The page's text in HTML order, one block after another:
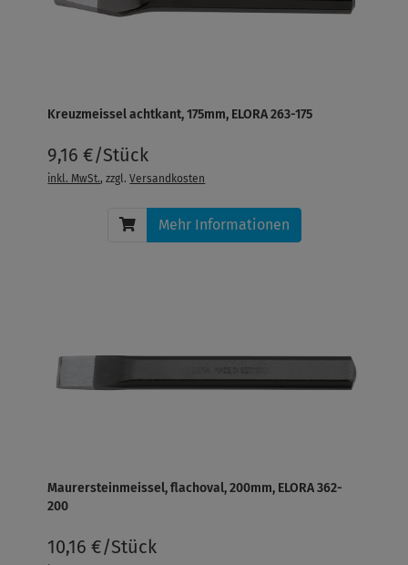
Kreuzmeissel achtkant, 175mm, ELORA 263-175
9,16 €/Stück
inkl. MwSt., zzgl.Versandkosten
Mehr Informationen
Maurersteinmeissel, flachoval, 200mm, ELORA 362-
200
10,16 €/Stück